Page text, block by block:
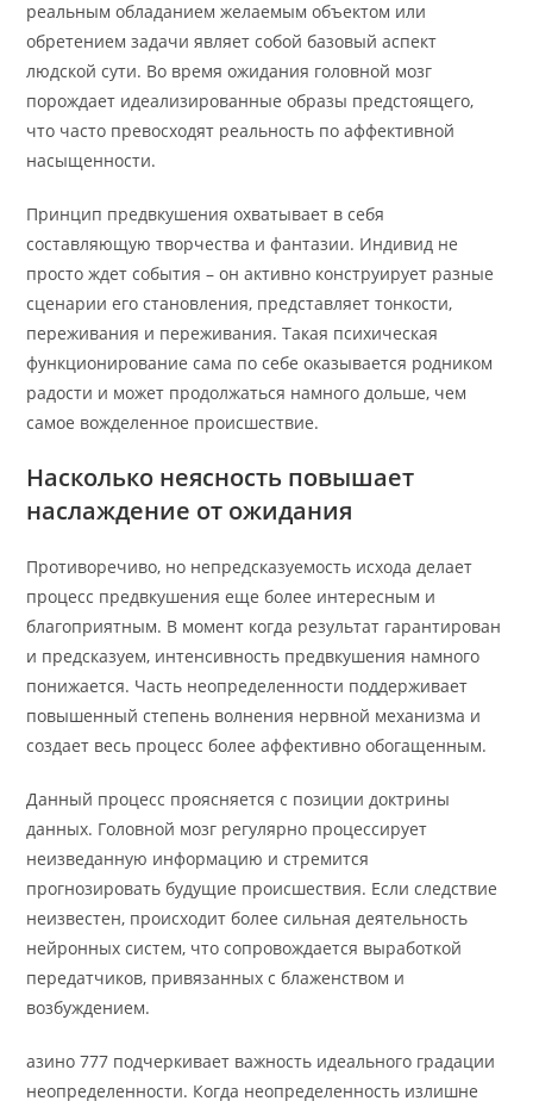
реальным обладанием желаемым объектом или
обретением задачи являет собой базовый аспект
людской сути. Во время ожидания головной мозг
порождает идеализированные образы предстоящего,
что часто превосходят реальность по аффективной
насыщенности.
Принцип предвкушения охватывает в себя
составляющую творчества и фантазии. Индивид не
просто ждет события – он активно конструирует разные
сценарии его становления, представляет тонкости,
переживания и переживания. Такая психическая
функционирование сама по себе оказывается родником
радости и может продолжаться намного дольше, чем
самое вожделенное происшествие.
Насколько неясность повышает
наслаждение от ожидания
Противоречиво, но непредсказуемость исхода делает
процесс предвкушения еще более интересным и
благоприятным. В момент когда результат гарантирован
и предсказуем, интенсивность предвкушения намного
понижается. Часть неопределенности поддерживает
повышенный степень волнения нервной механизма и
создает весь процесс более аффективно обогащенным.
Данный процесс проясняется с позиции доктрины
данных. Головной мозг регулярно процессирует
неизведанную информацию и стремится
прогнозировать будущие происшествия. Если следствие
неизвестен, происходит более сильная деятельность
нейронных систем, что сопровождается выработкой
передатчиков, привязанных с блаженством и
возбуждением.
азино 777 подчеркивает важность идеального градации
неопределенности. Когда неопределенность излишне